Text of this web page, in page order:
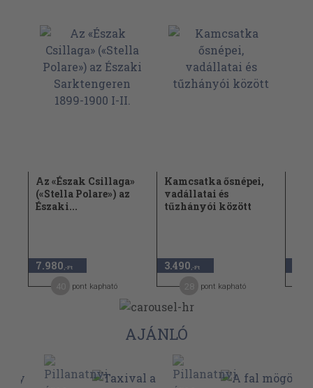
Az «Észak Csillaga»
(«Stella Polare») az
Északi...
7.980 ,-Ft
pont kapható
Kamcsatka ősnépei,
vadállatai és
tűzhányói között
3.490 ,-Ft
pont kapható
AJÁNLÓ